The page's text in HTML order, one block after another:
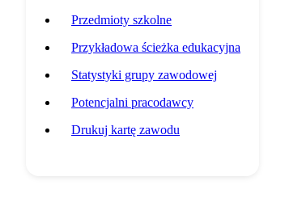
Przedmioty szkolne
Przykładowa ścieżka edukacyjna
Statystyki grupy zawodowej
Potencjalni pracodawcy
Drukuj kartę zawodu